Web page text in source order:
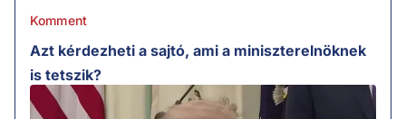
Komment
Azt kérdezheti a sajtó, ami a miniszterelnöknek
is tetszik?